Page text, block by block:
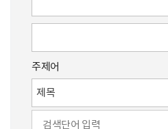
주제어